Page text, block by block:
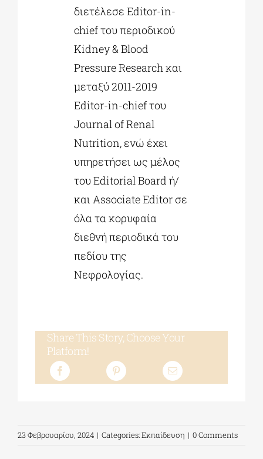
διετέλεσε Editor-in-
chief του περιοδικού
Kidney & Blood
Pressure Research και
μεταξύ 2011-2019
Editor-in-chief του
Journal of Renal
Nutrition, ενώ έχει
υπηρετήσει ως μέλος
του Editorial Board ή/
και Associate Editor σε
όλα τα κορυφαία
διεθνή περιοδικά του
πεδίου της
Νεφρολογίας.
Share This Story, Choose Your
Platform!
23 Φεβρουαρίου, 2024 | Categories:Εκπαίδευση | 0 Comments